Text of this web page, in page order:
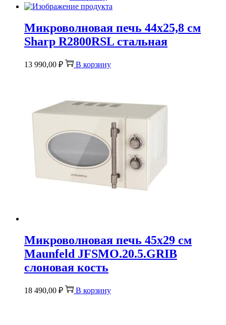
Микроволновая печь 44х25,8 см
Sharp R2800RSL стальная
13 990,00 ₽ В корзину
Микроволновая печь 45х29 см
Maunfeld JFSMO.20.5.GRIB
слоновая кость
18 490,00 ₽ В корзину